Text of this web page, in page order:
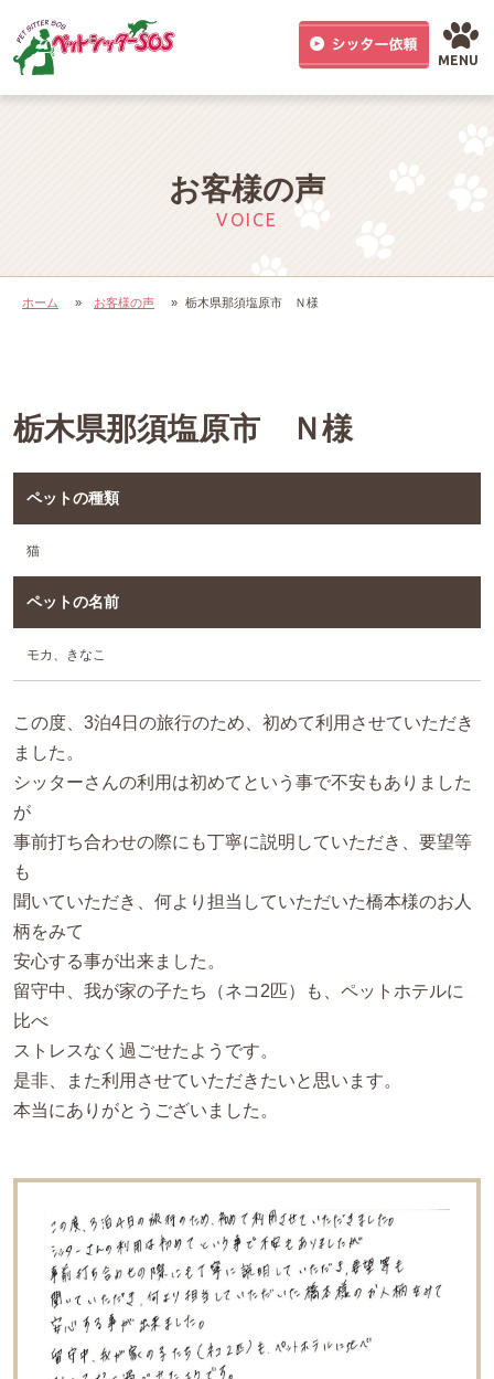
MENU
お客様の声
VOICE
ホーム » お客様の声 » 栃木県那須塩原市 Ｎ様
栃木県那須塩原市 Ｎ様
ペットの種類
猫
ペットの名前
モカ、きなこ
この度、3泊4日の旅行のため、初めて利用させていただき
ました。
シッターさんの利用は初めてという事で不安もありました
が
事前打ち合わせの際にも丁寧に説明していただき、要望等
も
聞いていただき、何より担当していただいた橋本様のお人
柄をみて
安心する事が出来ました。
留守中、我が家の子たち（ネコ2匹）も、ペットホテルに
比べ
ストレスなく過ごせたようです。
是非、また利用させていただきたいと思います。
本当にありがとうございました。